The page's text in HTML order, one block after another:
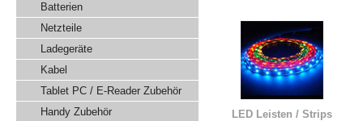
Batterien
Netzteile
Ladegeräte
Kabel
Tablet PC / E-Reader Zubehör
Handy Zubehör
LED Leisten / Strips